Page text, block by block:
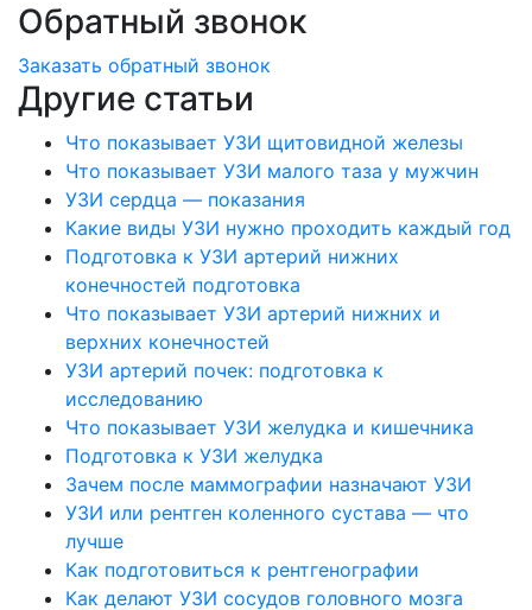
Обратный звонок
Заказать обратный звонок
Другие статьи
Что показывает УЗИ щитовидной железы
Что показывает УЗИ малого таза у мужчин
УЗИ сердца — показания
Какие виды УЗИ нужно проходить каждый год
Подготовка к УЗИ артерий нижних
конечностей подготовка
Что показывает УЗИ артерий нижних и
верхних конечностей
УЗИ артерий почек: подготовка к
исследованию
Что показывает УЗИ желудка и кишечника
Подготовка к УЗИ желудка
Зачем после маммографии назначают УЗИ
УЗИ или рентген коленного сустава — что
лучше
Как подготовиться к рентгенографии
Как делают УЗИ сосудов головного мозга